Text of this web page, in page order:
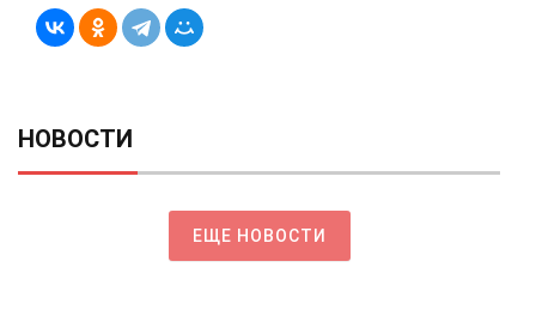
НОВОСТИ
ЕЩЕ НОВОСТИ